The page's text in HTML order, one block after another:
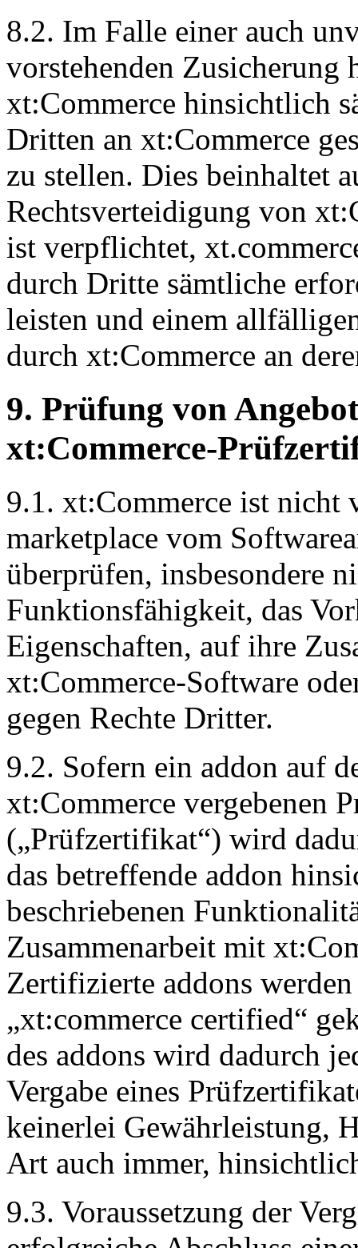
8.2. Im Falle einer auch
vorstehenden Zusicherung
xt:Commerce hinsichtlich
Dritten an xt:Commerce
zu stellen. Dies beinhaltet
Rechtsverteidigung von
ist verpflichtet,
durch Dritte sämtliche
leisten und einem
durch xt:Commerce an
9. Prüfung von
xt:Commerce-
9.1. xt:Commerce ist nicht
marketplace vom
überprüfen, insbesondere
Funktionsfähigkeit, das
Eigenschaften, auf ihre
xt:Commerce-Software
gegen Rechte Dritter.
9.2. Sofern ein addon auf
xt:Commerce vergebenen
(„Prüfzertifikat“) wird
das betreffende addon
beschriebenen
Zusammenarbeit mit
Zertifizierte addons
„xt:commerce certified“
des addons wird dadurch
Vergabe eines
keinerlei Gewährleistung,
Art auch immer,
9.3. Voraussetzung der